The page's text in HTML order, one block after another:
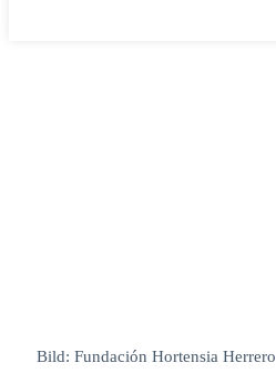
Bild: Fundación Hortensia Herrero